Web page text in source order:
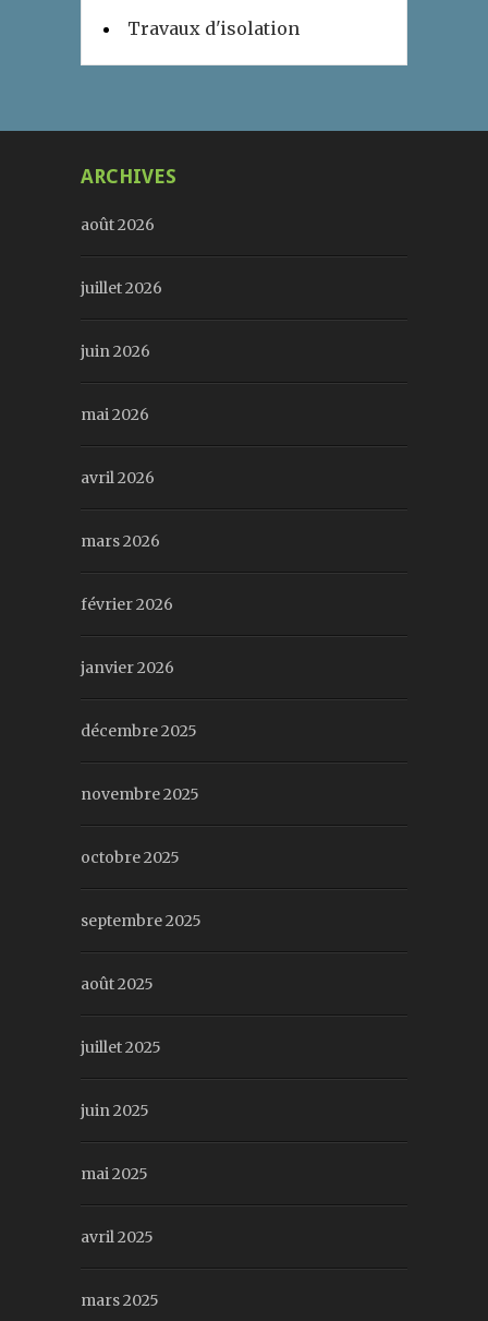
Travaux d'isolation
ARCHIVES
août 2026
juillet 2026
juin 2026
mai 2026
avril 2026
mars 2026
février 2026
janvier 2026
décembre 2025
novembre 2025
octobre 2025
septembre 2025
août 2025
juillet 2025
juin 2025
mai 2025
avril 2025
mars 2025